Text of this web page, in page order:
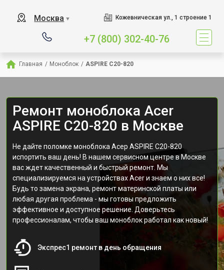
Москва ▼ Кожевническая ул., 1 строение 1
+7 (800) 302-40-76
Главная / Моноблок / ASPIRE C20-820
Ремонт моноблока Acer
ASPIRE C20-820 в Москве
Не дайте поломке моноблока Асер ASPIRE C20-820
испортить ваш день! В нашем сервисном центре в Москве
вас ждет качественный и быстрый ремонт. Мы
специализируемся на устройствах Acer и знаем о них все!
Будь то замена экрана, ремонт материнской платы или
любая другая проблема - мы готовы предложить
эффективное и доступное решение. Доверьтесь
профессионалам, чтобы ваш моноблок работал как новый!
Экспрес1 ремонт в день обращения